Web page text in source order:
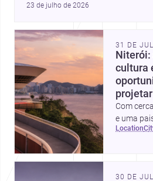
integrada ao terreno. Descubra
23 de julho de 2026
31 DE
Niterói:
cultura
Com
e uma
ícones
location
30 DE